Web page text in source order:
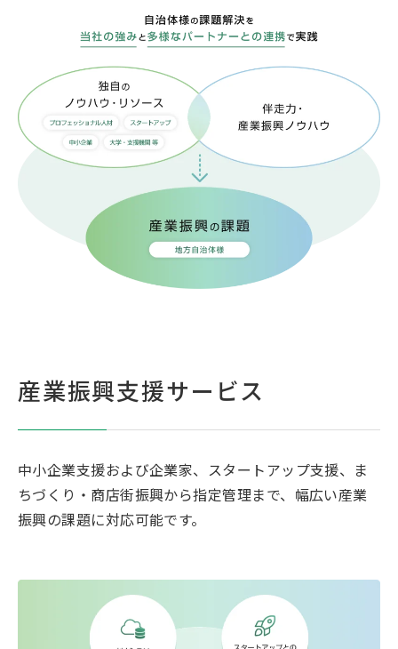
産業振興支援サービス
中小企業支援および企業家、スタートアップ支援、ま
ちづくり・商店街振興から指定管理まで、幅広い産業
振興の課題に対応可能です。